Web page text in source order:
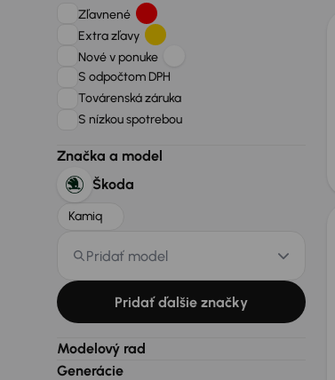
Zľavnené
Extra zľavy
Nové v ponuke
S odpočtom DPH
Továrenská záruka
S nízkou spotrebou
Značka a model
Škoda
Kamiq
Pridať model
Pridať ďalšie značky
Modelový rad
Generácie